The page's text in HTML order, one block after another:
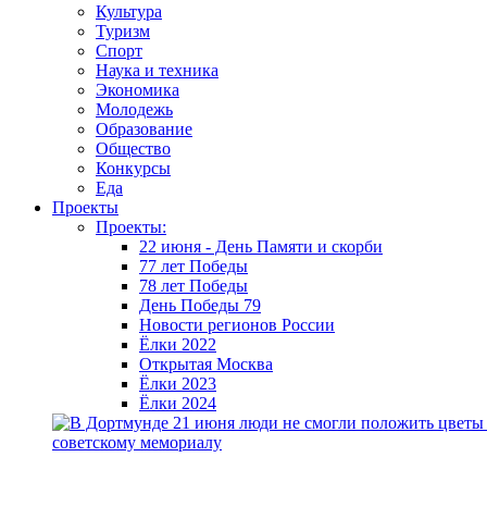
Культура
Туризм
Спорт
Наука и техника
Экономика
Молодежь
Образование
Общество
Конкурсы
Еда
Проекты
Проекты:
22 июня - День Памяти и скорби
77 лет Победы
78 лет Победы
День Победы 79
Новости регионов России
Ёлки 2022
Открытая Москва
Ёлки 2023
Ёлки 2024